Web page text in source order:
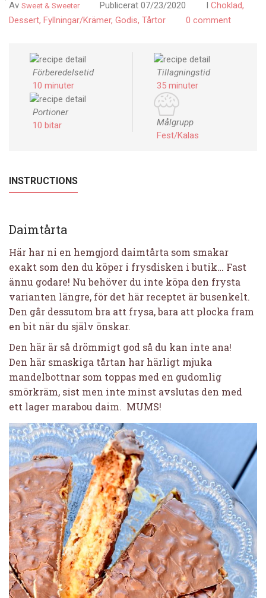
Av Sweet & Sweeter Publicerat 07/23/2020 I Choklad
Dessert Fyllningar/Krämer Godis Tårtor 0 comment
Förberedelsetid
10 minuter
Tillagningstid
35 minuter
Portioner
10 bitar
Målgrupp
Fest/Kalas
INSTRUCTIONS
Daimtårta
Här har ni en hemgjord daimtårta som smakar
exakt som den du köper i frysdisken i butik… Fast
ännu godare! Nu behöver du inte köpa den frysta
varianten längre, för det här receptet är busenkelt.
Den går dessutom bra att frysa, bara att plocka fram
en bit när du själv önskar.
Den här är så drömmigt god så du kan inte ana!
Den här smaskiga tårtan har härligt mjuka
mandelbottnar som toppas med en gudomlig
smörkräm, sist men inte minst avslutas den med
ett lager marabou daim. MUMS!